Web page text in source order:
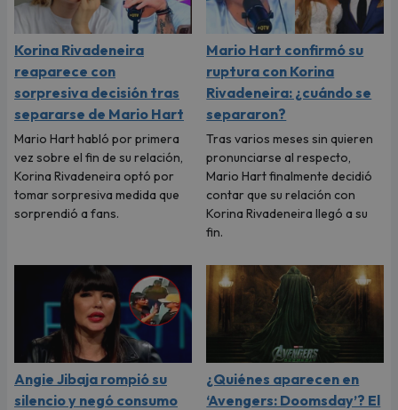
Korina Rivadeneira
reaparece con
sorpresiva decisión tras
separarse de Mario Hart
Mario Hart habló por primera
vez sobre el fin de su relación,
Korina Rivadeneira optó por
tomar sorpresiva medida que
sorprendió a fans.
Mario Hart confirmó su
ruptura con Korina
Rivadeneira: ¿cuándo se
separaron?
Tras varios meses sin quieren
pronunciarse al respecto,
Mario Hart finalmente decidió
contar que su relación con
Korina Rivadeneira llegó a su
fin.
Angie Jibaja rompió su
silencio y negó consumo
¿Quiénes aparecen en
‘Avengers: Doomsday’? El